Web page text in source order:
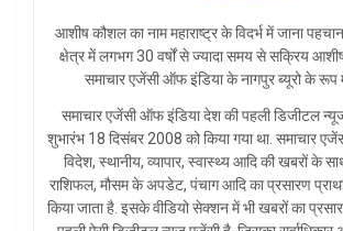
आशीष कौशल का नाम महाराष्ट्र के विदर्भ में जाना
क्षेत्र में लगभग 30 वर्षों से ज्यादा समय से सक्रिय
समाचार एजेंसी ऑफ इंडिया के नागपुर ब्यूरो के रूप
समाचार एजेंसी ऑफ इंडिया देश की पहली डिजीटल
शुभारंभ 18 दिसंबर 2008 को किया गया था. समाचार
विदेश, स्थानीय, व्यापार, स्वास्थ्य आदि की खबरों के
राशिफल, मौसम के अपडेट, पंचाग आदि का प्रसारण
किया जाता है. इसके वीडियो सेक्शन में भी खबरों का